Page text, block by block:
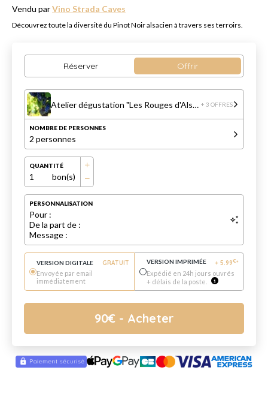
Vendu parVino Strada Caves
Découvrez toute la diversité du Pinot Noir alsacien à travers ses terroirs.
Réserver Offrir
Atelier dégustation "Les Rouges d'Alsace" + 3 OFFRES
NOMBRE DE PERSONNES
2 personnes
QUANTITÉ
1 bon(s)
PERSONNALISATION
Pour :
De la part de :
Message :
VERSION DIGITALE
GRATUIT
Envoyée par email
immédiatement
VERSION IMPRIMÉE + 5.99€*
Expédié en 24h jours ouvrés
+ délais de la poste.
90€- Acheter